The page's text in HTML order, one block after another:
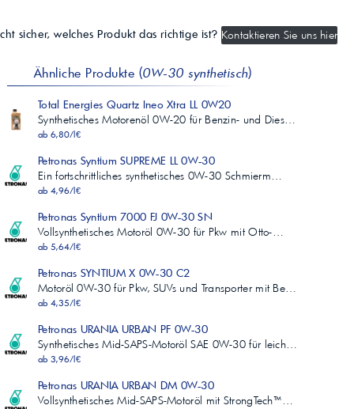
sicher, welches Produkt das richtige ist? Kontaktieren Sie uns hier
Ähnliche Produkte (0W-30 synthetisch)
Total Energies Quartz Ineo Xtra LL 0W20
Synthetisches Motorenöl 0W-20 für Benzin- und Dies…
ab 6,80/l€
Petronas Syntium SUPREME LL 0W-30
Ein fortschrittliches synthetisches 0W-30 Schmierm…
ab 4,96/l€
Petronas Syntium 7000 FJ 0W-30 SN
Vollsynthetisches Motoröl 0W-30 für Pkw mit Otto-…
ab 5,64/l€
Petronas SYNTIUM X 0W-30 C2
Motoröl 0W-30 für Pkw, SUVs und Transporter mit Be…
ab 4,35/l€
Petronas URANIA URBAN PF 0W-30
Synthetisches Mid-SAPS-Motoröl SAE 0W-30 für leich…
ab 3,96/l€
Petronas URANIA URBAN DM 0W-30
Vollsynthetisches Mid-SAPS-Motoröl mit StrongTech™…